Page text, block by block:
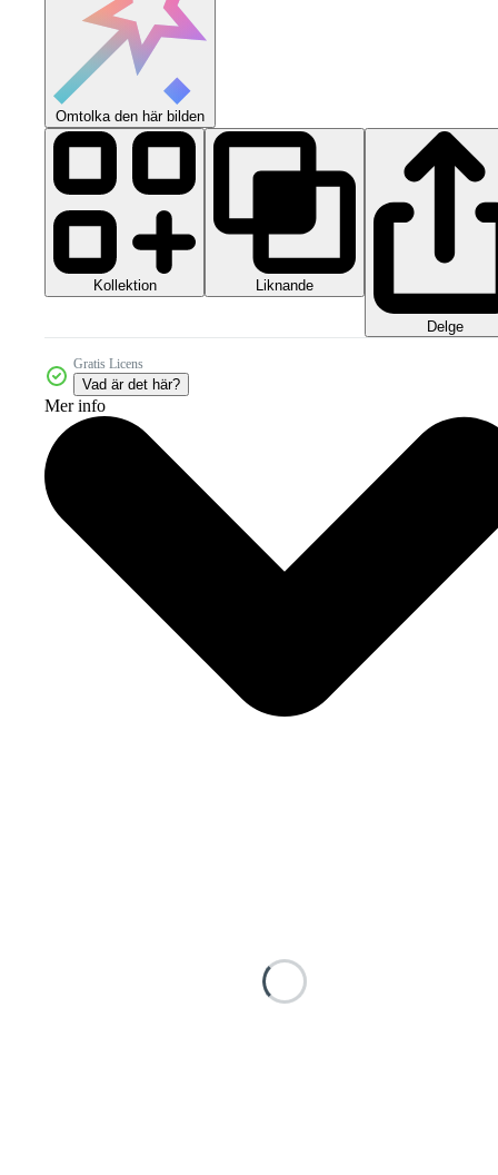
Omtolka den här bilden
Kollektion Liknande
Delge
Gratis Licens
Vad är det här?
Mer info